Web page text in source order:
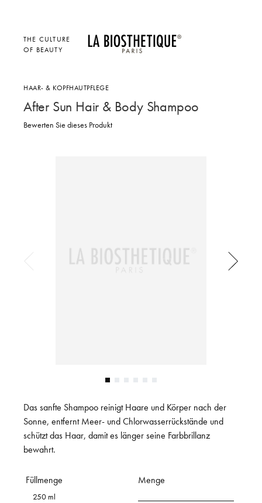
THE CULTURE
OF BEAUTY
HAAR- & KOPFHAUTPFLEGE
After Sun Hair & Body Shampoo
Bewerten Sie dieses Produkt
Das sanfte Shampoo reinigt Haare und Körper nach der
Sonne, entfernt Meer- und Chlorwasserrückstände und
schützt das Haar, damit es länger seine Farbbrillanz
bewahrt.
Füllmenge
250 ml
Menge